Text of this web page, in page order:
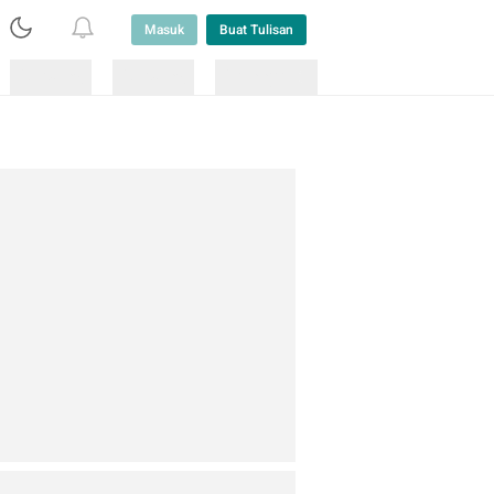
Masuk Buat Tulisan